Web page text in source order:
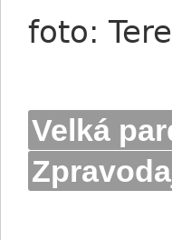
foto:
Velká